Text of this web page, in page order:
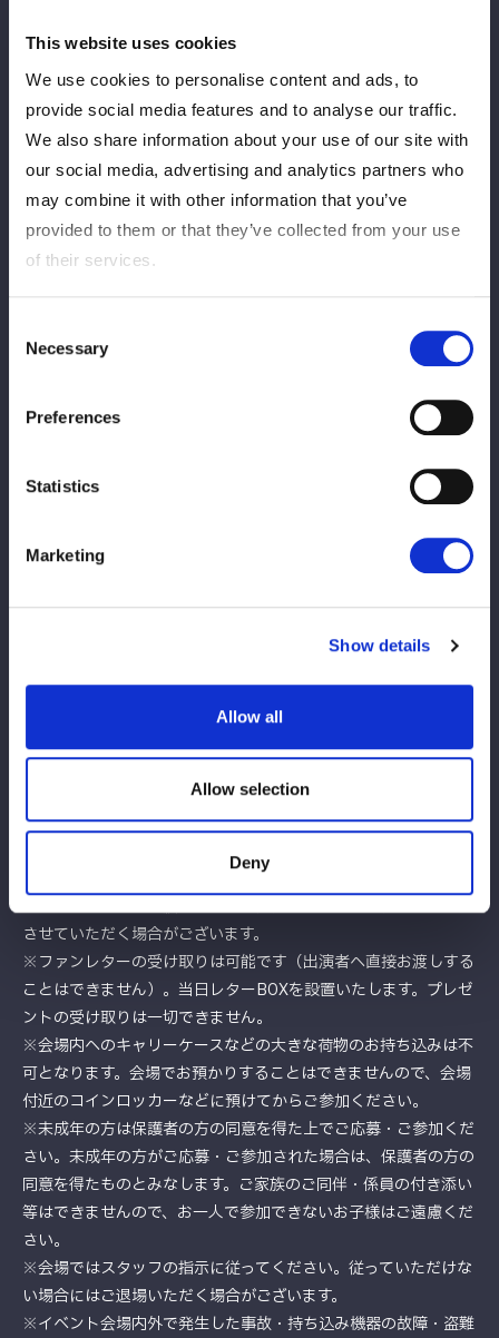
This website uses cookies
We use cookies to personalise content and ads, to
provide social media features and to analyse our traffic.
We also share information about your use of our site with
our social media, advertising and analytics partners who
may combine it with other information that you’ve
provided to them or that they’ve collected from your use
of their services.
Selection
Necessary
Preferences
Statistics
Marketing
Show details
Allow all
Allow selection
Deny
お一人様につきそれぞれ1枚までのお渡しとなります。
【当日券対象商品販売について】
※徹夜行為は禁止とさせて頂きます。
※会場周辺では騒がないで下さい。
※シートや荷物等での場所取り等は全面禁止とさせて頂きます。
お願い致します。
※会場までの交通費、宿泊費はお客様のご負担となります。
危険等、主催者・会場・出演者は一切責任を負いません。
※ゴミは各自お持ち帰り頂きますよう、ご協力お願い致します。
※天災、交通機関の不全、出演者の病気・事故など、やむを得な
い事情によりイベントを中止、延期、または開催日時・場所・内
容を変更する場合があります。興行運用・団体編成の都合上、急
きょ出演者の変更・欠席が発生する場合がございます。これらの
場合でも、交換及び商品代金の返金、交通費、旅費などの補償に
は応じかねます。あらかじめご了承ください。
※当日、イベント開始時間に遅れて来場された場合はイベントに
※権利を第三者へ譲渡したことが発覚した場合、ご参加をお断り
させていただく場合がございます。
※ファンレターの受け取りは可能です（出演者へ直接お渡しする
ことはできません）。当日レターBOXを設置いたします。プレゼ
ントの受け取りは一切できません。
※会場内へのキャリーケースなどの大きな荷物のお持ち込みは不
可となります。会場でお預かりすることはできませんので、会場
付近のコインロッカーなどに預けてからご参加ください。
※未成年の方は保護者の方の同意を得た上でご応募・ご参加くだ
さい。未成年の方がご応募・ご参加された場合は、保護者の方の
同意を得たものとみなします。ご家族のご同伴・係員の付き添い
等はできませんので、お一人で参加できないお子様はご遠慮くだ
さい。
※会場ではスタッフの指示に従ってください。従っていただけな
い場合にはご退場いただく場合がございます。
※イベント会場内外で発生した事故・持ち込み機器の故障・盗難